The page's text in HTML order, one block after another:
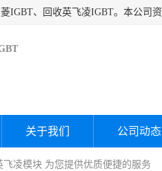
关于我们 公司动态
凌模块 为您提供优质便捷的服务